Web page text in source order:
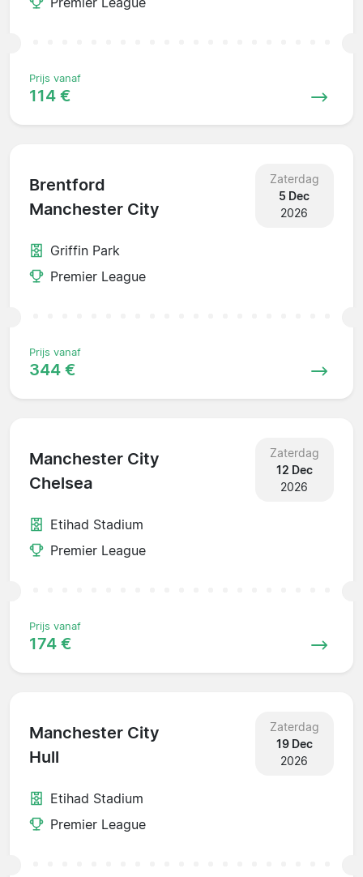
Prijs vanaf
114 €
Brentford
Manchester City
Zaterdag
5 Dec
2026
Griffin Park
Premier League
Prijs vanaf
344 €
Manchester City
Chelsea
Zaterdag
12 Dec
2026
Etihad Stadium
Premier League
Prijs vanaf
174 €
Manchester City
Hull
Zaterdag
19 Dec
2026
Etihad Stadium
Premier League